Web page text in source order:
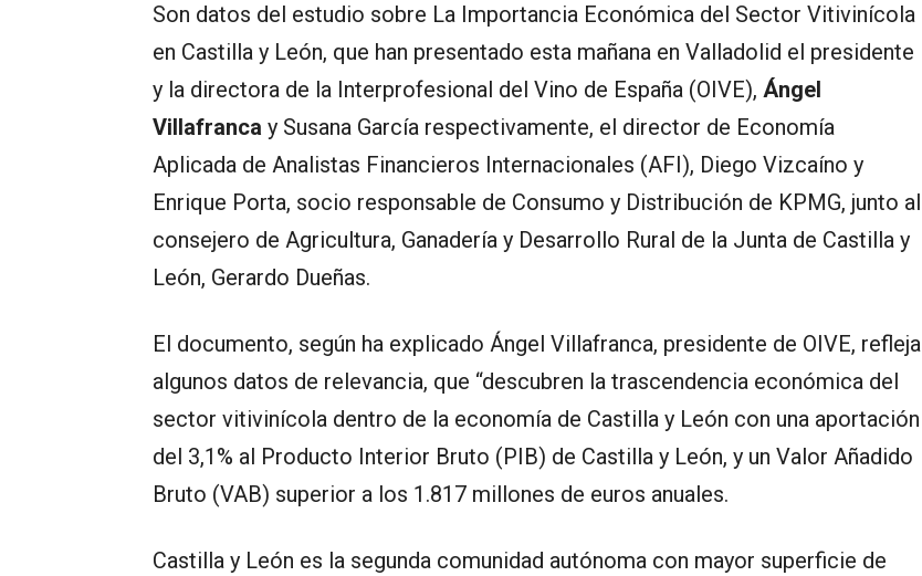
Son datos del estudio sobre La Importancia Económica del Sector Vitivinícola
en Castilla y León, que han presentado esta mañana en Valladolid el presidente
y la directora de la Interprofesional del Vino de España (OIVE), Ángel
Villafranca y Susana García respectivamente, el director de Economía
Aplicada de Analistas Financieros Internacionales (AFI), Diego Vizcaíno y
Enrique Porta, socio responsable de Consumo y Distribución de KPMG, junto al
consejero de Agricultura, Ganadería y Desarrollo Rural de la Junta de Castilla y
León, Gerardo Dueñas.
El documento, según ha explicado Ángel Villafranca, presidente de OIVE, refleja
algunos datos de relevancia, que “descubren la trascendencia económica del
sector vitivinícola dentro de la economía de Castilla y León con una aportación
del 3,1% al Producto Interior Bruto (PIB) de Castilla y León, y un Valor Añadido
Bruto (VAB) superior a los 1.817 millones de euros anuales.
Castilla y León es la segunda comunidad autónoma con mayor superficie de